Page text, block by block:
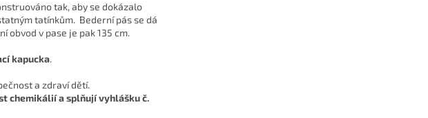
tak, aby se dokázalo
tatínkům. Bederní pás se dá
obvod v pase je pak 135 cm.
kapucka.
a zdraví dětí.
chemikálií a splňují vyhlášku č.